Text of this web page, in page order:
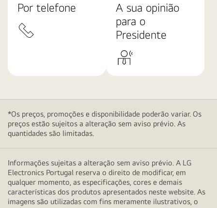
Por telefone
A sua opinião
para o
Presidente
*Os preços, promoções e disponibilidade poderão variar. Os
preços estão sujeitos a alteração sem aviso prévio. As
quantidades são limitadas.
Informações sujeitas a alteração sem aviso prévio. A LG
Electronics Portugal reserva o direito de modificar, em
qualquer momento, as especificações, cores e demais
características dos produtos apresentados neste website. As
imagens são utilizadas com fins meramente ilustrativos, o